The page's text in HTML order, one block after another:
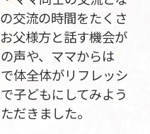
交流の時間をたくさ
父様方と話す機会が
声や、ママからは
体全体がリフレッシ
子どもにしてみよう
だきました。